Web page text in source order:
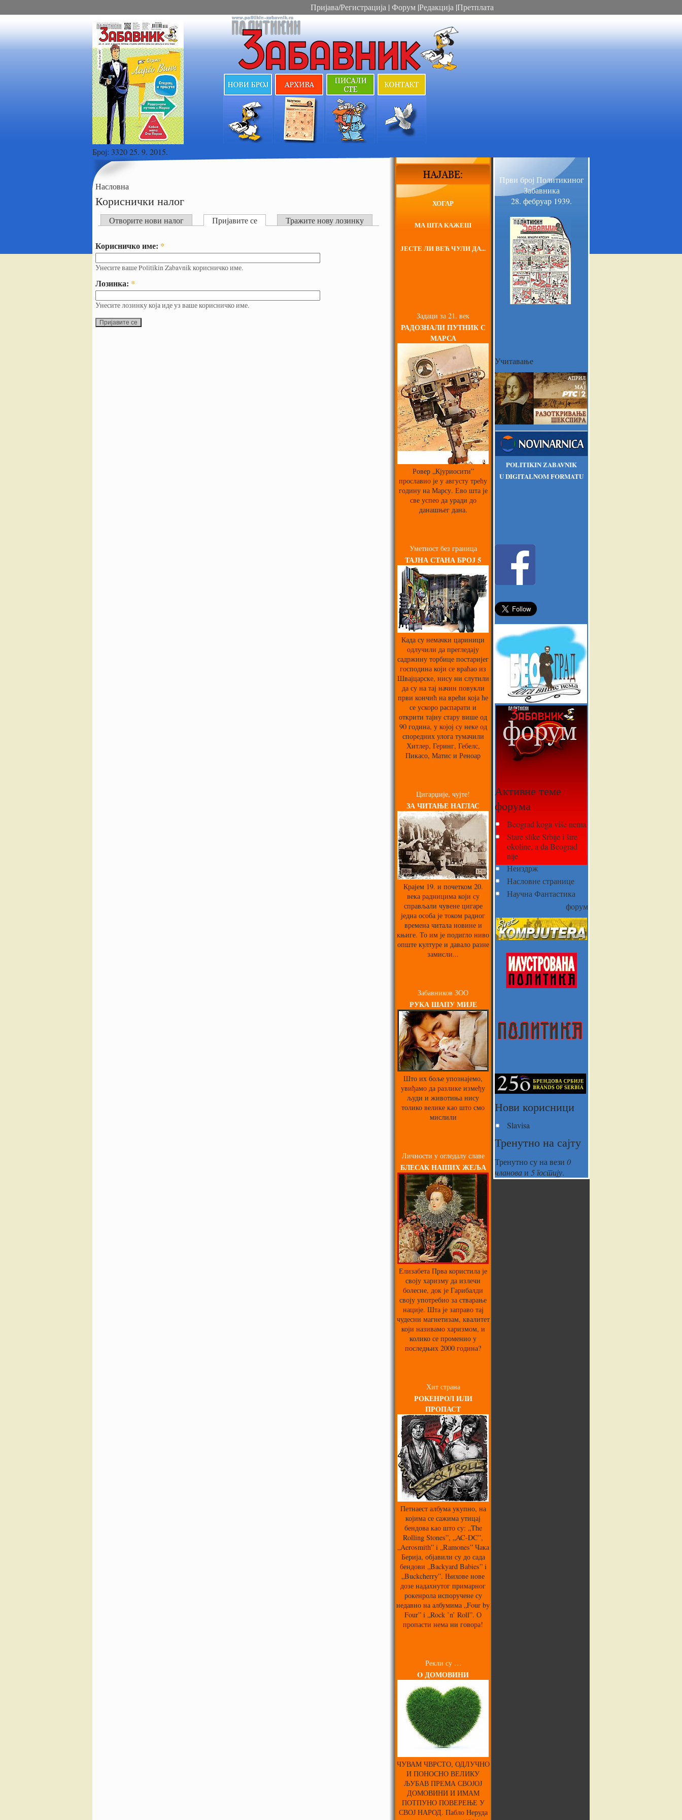
Број: 3320 25. 9. 2015.
Пријава/Регистрација | Форум |Редакција |Претплата
Насловна
Кориснички налог
Отворите нови налог Пријавите се Тражите нову лозинку
Корисничко име: *
Унесите ваше Politikin Zabavnik корисничко име.
Лозинка: *
Унесите лозинку која иде уз ваше корисничко име.
ХОГАР
МА ШТА КАЖЕШ
ЈЕСТЕ ЛИ ВЕЋ ЧУЛИ ДА...
Задаци за 21. век
РАДОЗНАЛИ ПУТНИК С
МАРСА
Ровер „Кјуриосити”
прославио је у августу трећу
годину на Марсу. Ево шта је
све успео да уради до
данашњег дана.
Уметност без граница
ТАЈНА СТАНА БРОЈ 5
Када су немачки цариници
одлучили да прегледају
садржину торбице постаријег
господина који се враћао из
Швајцарске, нису ни слутили
да су на тај начин повукли
први кончић на врећи која ће
се ускоро распарати и
открити тајну стару више од
90 година, у којој су неке од
споредних улога тумачили
Хитлер, Геринг, Гебелс,
Пикасо, Матис и Реноар
Цигарџије, чујте!
ЗА ЧИТАЊЕ НАГЛАС
Крајем 19. и почетком 20.
века радницима који су
справљали чувене цигаре
једна особа је током радног
времена читала новине и
књиге. То им је подигло ниво
опште културе и давало разне
замисли...
Забавников ЗОО
РУКА ШАПУ МИЈЕ
Што их боље упознајемо,
увиђамо да разлике између
људи и животиња нису
толико велике као што смо
мислили
Личности у огледалу славе
БЛЕСАК НАШИХ ЖЕЉА
Елизабета Прва користила је
своју харизму да излечи
болесне, док је Гарибалди
своју употребио за стварање
нације. Шта је заправо тај
чудесни магнетизам, квалитет
који називамо харизмом, и
колико се променио у
последњих 2000 година?
Хит страна
РОКЕНРОЛ ИЛИ
ПРОПАСТ
Петнаест албума укупно, на
којима се сажима утицај
бендова као што су: „The
Rolling Stones”, „AC-DC”,
„Aerosmith” i „Ramones” Чака
Берија, објавили су до сада
бендови „Backyard Babies” i
„Buckcherry”. Њихове нове
дозе надахнутог примарног
рокенрола испоручене су
недавно на албумима „Four by
Four” i „Rock ’n’ Roll”. О
пропасти нема ни говора!
Рекли су …
O ДОМОВИНИ
ЧУВАМ ЧВРСТО, ОДЛУЧНО
И ПОНОСНО ВЕЛИКУ
ЉУБАВ ПРЕМА СВОЈОЈ
ДОМОВИНИ И ИМАМ
ПОТПУНО ПОВЕРЕЊЕ У
СВОЈ НАРОД. Пабло Неруда
Први број Политикиног
Забавника
28. фебруар 1939.
Учитавање
POLITIKIN ZABAVNIK
U DIGITALNOM FORMATU
Активне теме
форума
Beograd koga više nema
Stare slike Srbije i šire
okoline, a da Beograd
nije
Неиздрж
Насловне странице
Научна Фантастика
форум
Нови корисници
Slavisa
Тренутно на сајту
Тренутно су на вези 0
члановаи 5 гостију.